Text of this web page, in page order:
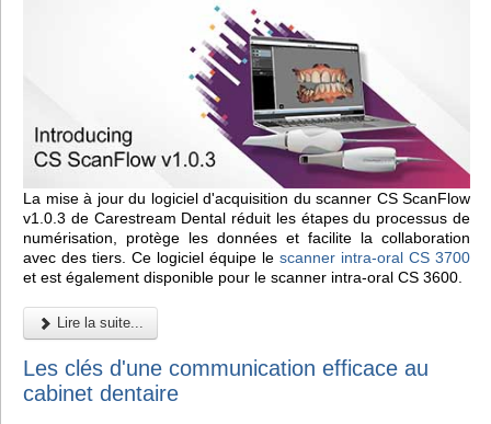
La mise à jour du logiciel d'acquisition du scanner CS ScanFlow
v1.0.3 de Carestream Dental réduit les étapes du processus de
numérisation, protège les données et facilite la collaboration
avec des tiers. Ce logiciel équipe le scanner intra-oral CS 3700
et est également disponible pour le scanner intra-oral CS 3600.
Lire la suite...
Les clés d'une communication efficace au
cabinet dentaire